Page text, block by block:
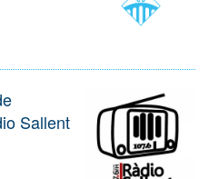
Sallent